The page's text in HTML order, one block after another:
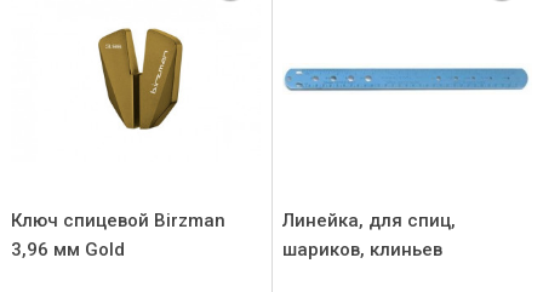
Ключ спицевой Birzman
3,96 мм Gold
Линейка, для спиц,
шариков, клиньев